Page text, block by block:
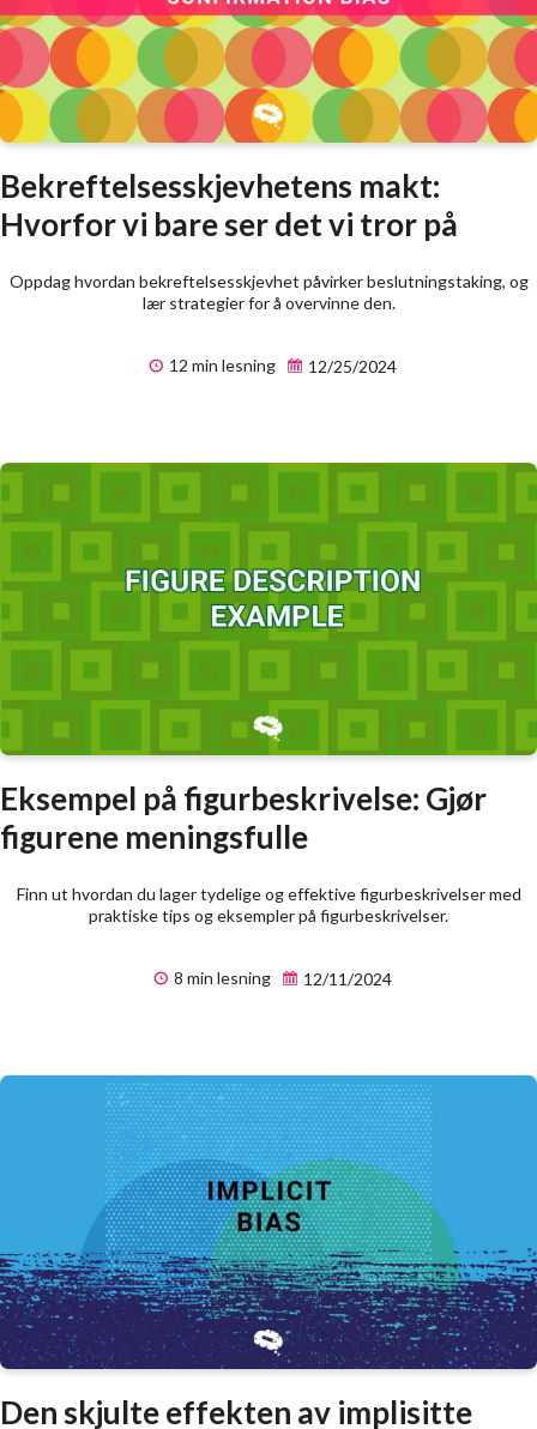
Bekreftelsesskjevhetens makt:
Hvorfor vi bare ser det vi tror på
Oppdag hvordan bekreftelsesskjevhet påvirker beslutningstaking, og
lær strategier for å overvinne den.
12 min lesning 12/25/2024
Eksempel på figurbeskrivelse: Gjør
figurene meningsfulle
Finn ut hvordan du lager tydelige og effektive figurbeskrivelser med
praktiske tips og eksempler på figurbeskrivelser.
8 min lesning 12/11/2024
Den skjulte effekten av implisitte